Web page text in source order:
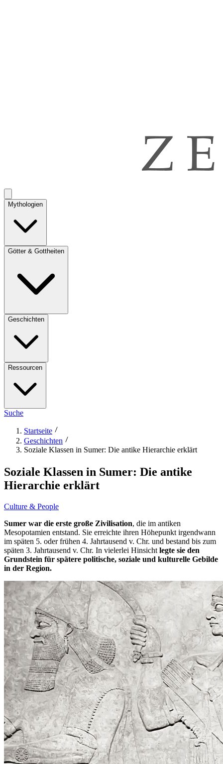
Mythologien
Götter & Gottheiten
Geschichten
Ressourcen
Suche
Startseite
Geschichten
Soziale Klassen in Sumer: Die antike Hierarchie erklärt
Soziale Klassen in Sumer: Die antike
Hierarchie erklärt
Culture & People
Sumer war die erste große Zivilisation, die im antiken
Mesopotamien entstand. Sie erreichte ihren Höhepunkt irgendwann
im späten 5. oder frühen 4. Jahrtausend v. Chr. und bestand bis zum
späten 3. Jahrtausend v. Chr. In vielerlei Hinsicht legte sie den
Grundstein für spätere politische, soziale und kulturelle Gebilde
in der Region.